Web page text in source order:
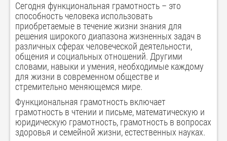
Сегодня функциональная грамотность – это
способность человека использовать
приобретаемые в течение жизни знания для
решения широкого диапазона жизненных задач в
различных сферах человеческой деятельности,
общения и социальных отношений. Другими
словами, навыки и умения, необходимые каждому
для жизни в современном обществе и
стремительно меняющемся мире.
Функциональная грамотность включает
грамотность в чтении и письме, математическую и
юридическую грамотность, грамотность в вопросах
здоровья и семейной жизни, естественных науках.